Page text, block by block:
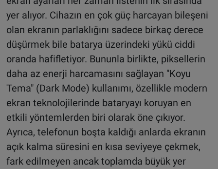
yer alıyor. Cihazın en çok güç harcayan bileşeni
olan ekranın parlaklığını sadece birkaç derece
düşürmek bile batarya üzerindeki yükü ciddi
oranda hafifletiyor. Bununla birlikte, piksellerin
daha az enerji harcamasını sağlayan "Koyu
Tema" (Dark Mode) kullanımı, özellikle modern
ekran teknolojilerinde bataryayı koruyan en
etkili yöntemlerden biri olarak öne çıkıyor.
Ayrıca, telefonun boşta kaldığı anlarda ekranın
açık kalma süresini en kısa seviyeye çekmek,
fark edilmeyen ancak toplamda büyük yer